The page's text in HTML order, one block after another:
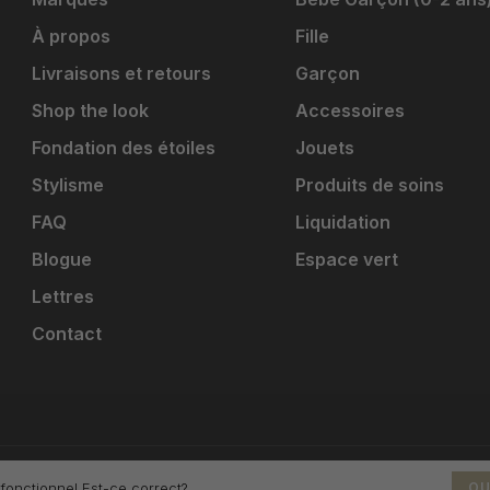
À propos
Livraisons et retours
Shop the look
Fondation des étoiles
Stylisme
FAQ
Blogue
Lettres
Contact
Fille
Garçon
Accessoires
Jouets
Produits de soins
Liquidation
Espace vert